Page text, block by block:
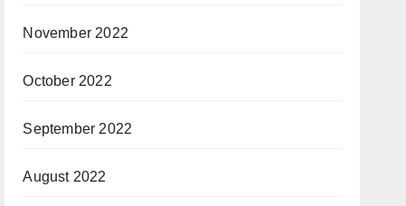
November 2022
October 2022
September 2022
August 2022